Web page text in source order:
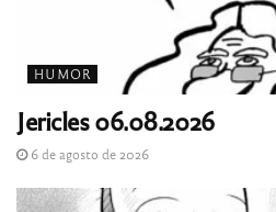
HUMOR
Jericles 06.08.2026
6 de agosto de 2026